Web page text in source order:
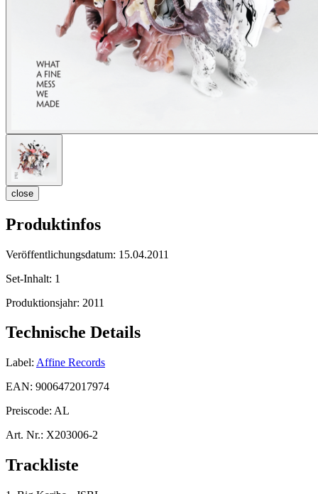
close
Produktinfos
Veröffentlichungsdatum: 15.04.2011
Set-Inhalt: 1
Produktionsjahr: 2011
Technische Details
Label: Affine Records
EAN: 9006472017974
Preiscode: AL
Art. Nr.: X203006-2
Trackliste